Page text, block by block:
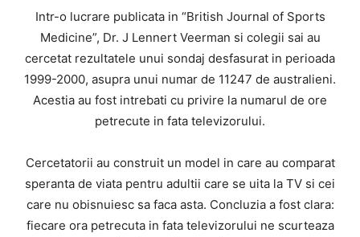
Intr-o lucrare publicata in “British Journal of Sports
Medicine”, Dr. J Lennert Veerman si colegii sai au
cercetat rezultatele unui sondaj desfasurat in perioada
1999-2000, asupra unui numar de 11247 de australieni.
Acestia au fost intrebati cu privire la numarul de ore
petrecute in fata televizorului.
Cercetatorii au construit un model in care au comparat
speranta de viata pentru adultii care se uita la TV si cei
care nu obisnuiesc sa faca asta. Concluzia a fost clara:
fiecare ora petrecuta in fata televizorului ne scurteaza